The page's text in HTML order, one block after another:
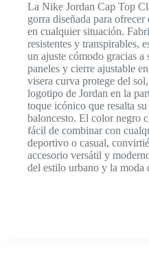
La Nike Jordan Cap Top
gorra diseñada para
en cualquier situación.
resistentes y transpirables,
un ajuste cómodo gracias a
paneles y cierre ajustable
visera curva protege del
logotipo de Jordan en la
toque icónico que resalta
baloncesto. El color negro
fácil de combinar con
deportivo o casual,
accesorio versátil y
del estilo urbano y la moda